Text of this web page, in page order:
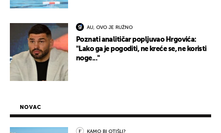
AU, OVO JE RUŽNO
Poznati analitičar popljuvao Hrgovića:
"Lako ga je pogoditi, ne kreće se, ne koristi
noge..."
NOVAC
KAMO BI OTIŠLI?